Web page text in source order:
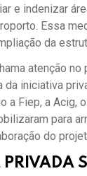
e indenizar
Essa
da
atenção
da iniciativa
a Fiep, a Acig,
para
do
PRIVADA